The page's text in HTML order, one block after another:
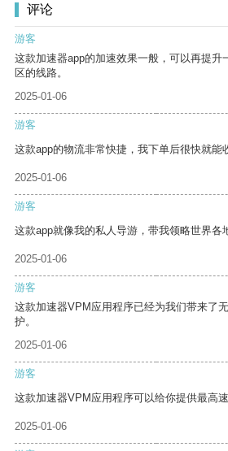
评论
游客
这款加速器app的加速效果一般，可以再提升
区的线路。
2025-01-06
游客
这款app的物流非常快捷，我下单后很快就能
2025-01-06
游客
这款app就像我的私人导游，带我领略世界各
2025-01-06
游客
这款加速器VPM应用程序已经为我们带来了
护。
2025-01-06
游客
这款加速器VPM应用程序可以给你提供最高
2025-01-06